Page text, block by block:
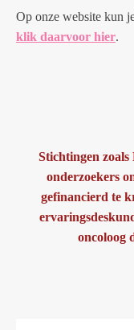
Op onze website kun
klik daarvoor hier.
Stichtingen
onderzoekers
gefinancierd te
oncoloog